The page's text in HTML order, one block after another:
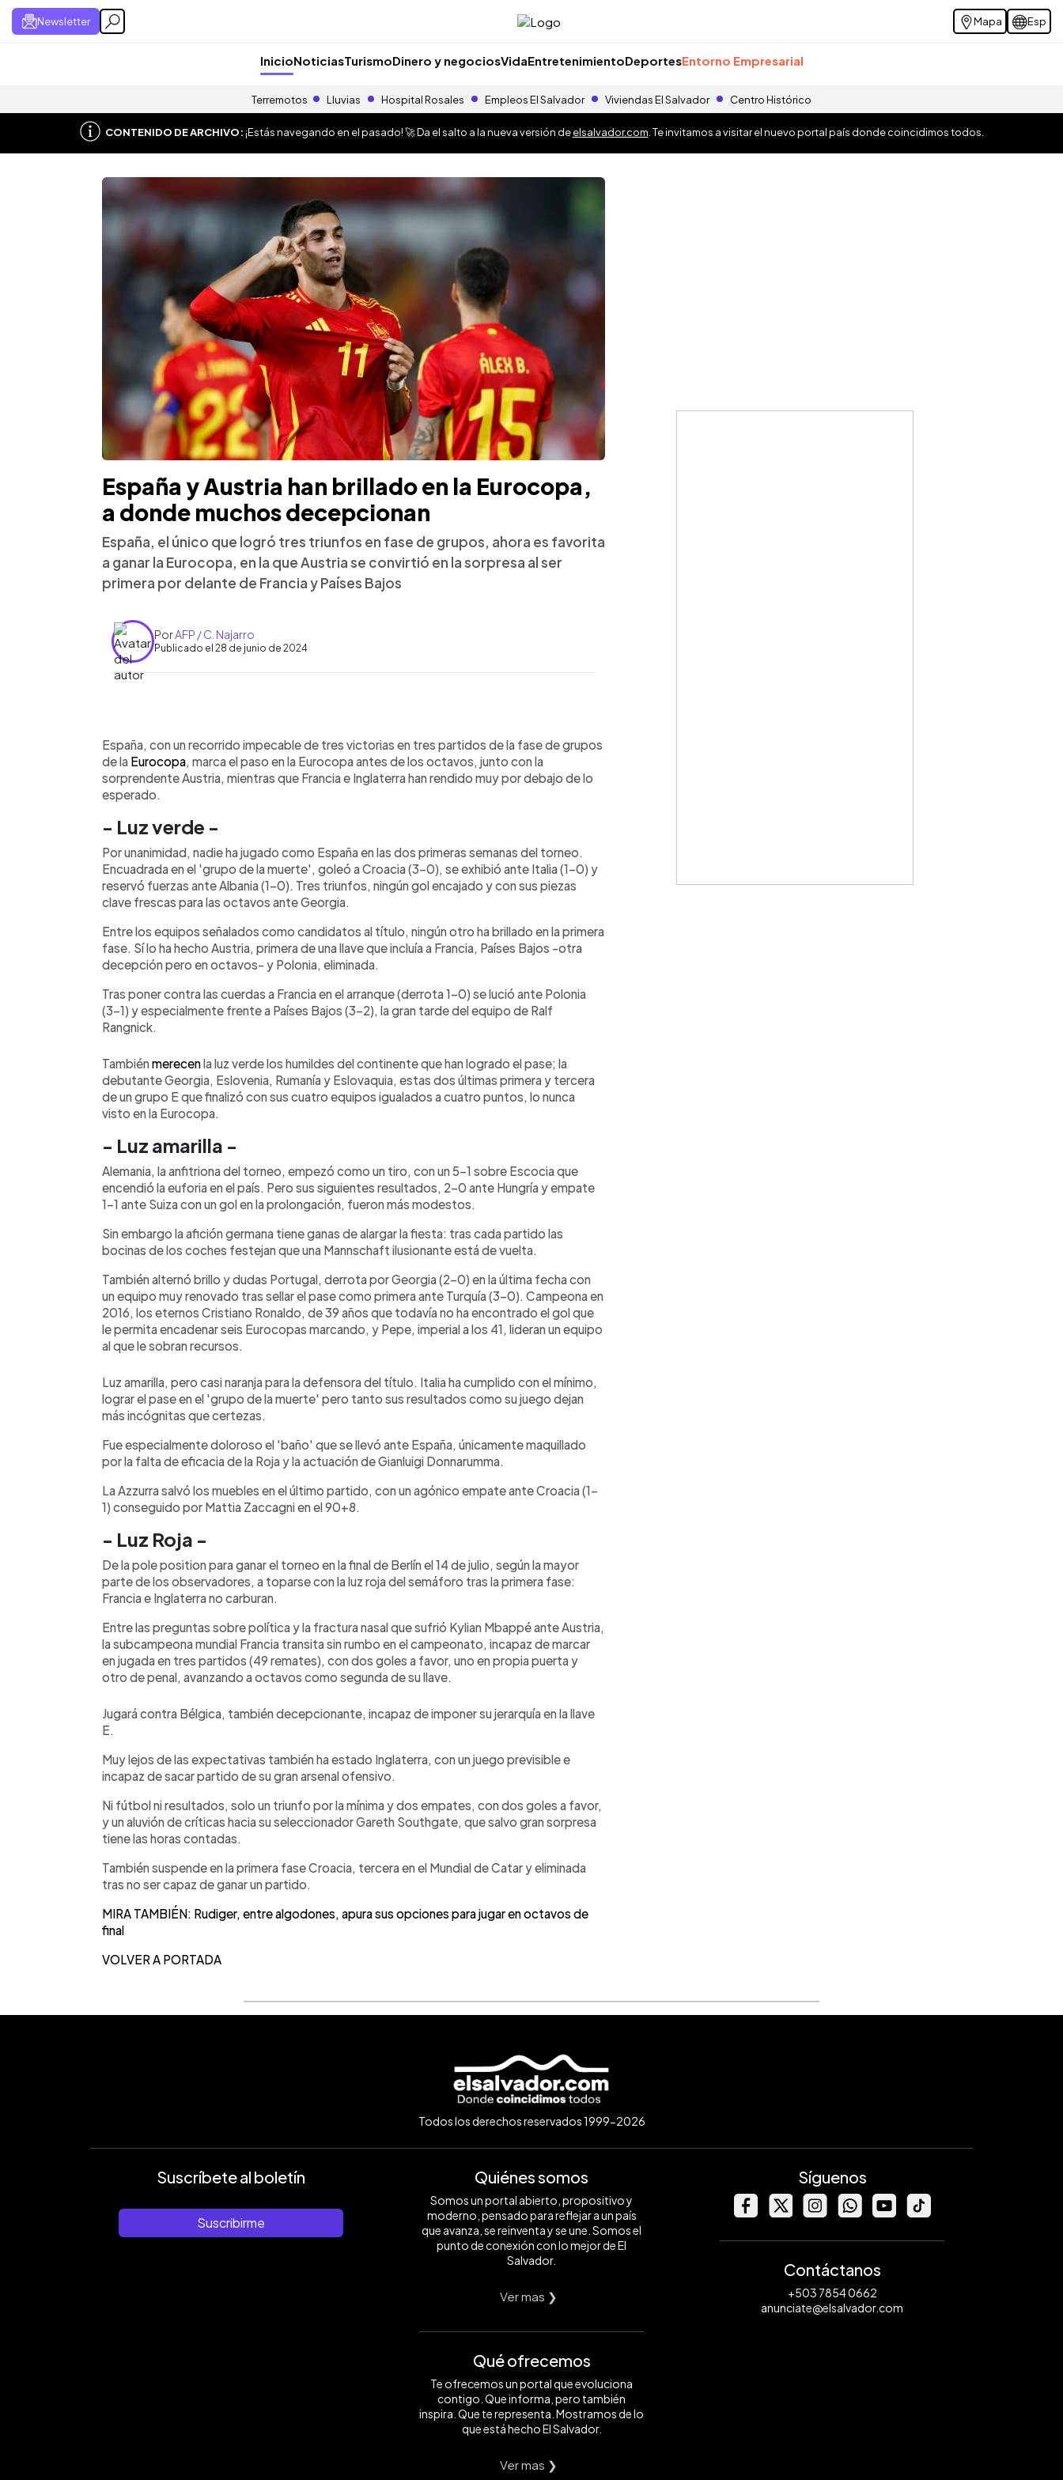
Newsletter Mapa Esp
InicioNoticiasTurismoDinero y negociosVidaEntretenimientoDeportesEntorno Empresarial
Terremotos Lluvias Hospital Rosales Empleos El Salvador Viviendas El Salvador Centro Histórico
CONTENIDO DE ARCHIVO:¡Estás navegando en el pasado! 🚀 Da el salto a la nueva versión deelsalvador.com . Te invitamos a visitar el nuevo portal país donde coincidimos todos.
España y Austria han brillado en la Eurocopa,
a donde muchos decepcionan
España, el único que logró tres triunfos en fase de grupos, ahora es favorita
a ganar la Eurocopa, en la que Austria se convirtió en la sorpresa al ser
primera por delante de Francia y Países Bajos
PorAFP / C. Najarro
Publicado el 28 de junio de 2024
Escuchar artículo
España, con un recorrido impecable de tres victorias en tres partidos de la fase de grupos
de la Eurocopa , marca el paso en la Eurocopa antes de los octavos, junto con la
sorprendente Austria, mientras que Francia e Inglaterra han rendido muy por debajo de lo
esperado.
- Luz verde -
Por unanimidad, nadie ha jugado como España en las dos primeras semanas del torneo.
Encuadrada en el 'grupo de la muerte', goleó a Croacia (3-0), se exhibió ante Italia (1-0) y
reservó fuerzas ante Albania (1-0). Tres triunfos, ningún gol encajado y con sus piezas
clave frescas para las octavos ante Georgia.
Entre los equipos señalados como candidatos al título, ningún otro ha brillado en la primera
fase. Sí lo ha hecho Austria, primera de una llave que incluía a Francia, Países Bajos -otra
decepción pero en octavos- y Polonia, eliminada.
Tras poner contra las cuerdas a Francia en el arranque (derrota 1-0) se lució ante Polonia
(3-1) y especialmente frente a Países Bajos (3-2), la gran tarde del equipo de Ralf
Rangnick.
Tambiénmerecenla luz verde los humildes del continente que han logrado el pase; la
debutante Georgia, Eslovenia, Rumanía y Eslovaquia, estas dos últimas primera y tercera
de un grupo E que finalizó con sus cuatro equipos igualados a cuatro puntos, lo nunca
visto en la Eurocopa.
- Luz amarilla -
Alemania, la anfitriona del torneo, empezó como un tiro, con un 5-1 sobre Escocia que
encendió la euforia en el país. Pero sus siguientes resultados, 2-0 ante Hungría y empate
1-1 ante Suiza con un gol en la prolongación, fueron más modestos.
Sin embargo la afición germana tiene ganas de alargar la fiesta: tras cada partido las
bocinas de los coches festejan que una Mannschaft ilusionante está de vuelta.
También alternó brillo y dudas Portugal, derrota por Georgia (2-0) en la última fecha con
un equipo muy renovado tras sellar el pase como primera ante Turquía (3-0). Campeona en
2016, los eternos Cristiano Ronaldo, de 39 años que todavía no ha encontrado el gol que
le permita encadenar seis Eurocopas marcando, y Pepe, imperial a los 41, lideran un equipo
al que le sobran recursos.
Luz amarilla, pero casi naranja para la defensora del título. Italia ha cumplido con el mínimo,
lograr el pase en el 'grupo de la muerte' pero tanto sus resultados como su juego dejan
más incógnitas que certezas.
Fue especialmente doloroso el 'baño' que se llevó ante España, únicamente maquillado
por la falta de eficacia de la Roja y la actuación de Gianluigi Donnarumma.
La Azzurra salvó los muebles en el último partido, con un agónico empate ante Croacia (1-
1) conseguido por Mattia Zaccagni en el 90+8.
- Luz Roja -
De la pole position para ganar el torneo en la final de Berlín el 14 de julio, según la mayor
parte de los observadores, a toparse con la luz roja del semáforo tras la primera fase:
Francia e Inglaterra no carburan.
Entre las preguntas sobre política y la fractura nasal que sufrió Kylian Mbappé ante Austria,
la subcampeona mundial Francia transita sin rumbo en el campeonato, incapaz de marcar
en jugada en tres partidos (49 remates), con dos goles a favor, uno en propia puerta y
otro de penal, avanzando a octavos como segunda de su llave.
Jugará contra Bélgica, también decepcionante, incapaz de imponer su jerarquía en la llave
E.
Muy lejos de las expectativas también ha estado Inglaterra, con un juego previsible e
incapaz de sacar partido de su gran arsenal ofensivo.
Ni fútbol ni resultados, solo un triunfo por la mínima y dos empates, con dos goles a favor,
y un aluvión de críticas hacia su seleccionador Gareth Southgate, que salvo gran sorpresa
tiene las horas contadas.
También suspende en la primera fase Croacia, tercera en el Mundial de Catar y eliminada
tras no ser capaz de ganar un partido.
MIRA TAMBIÉN: Rudiger, entre algodones, apura sus opciones para jugar en octavos de
final
VOLVER A PORTADA
Todos los derechos reservados 1999-2026
Suscríbete al boletín
Suscribirme
Quiénes somos
Somos un portal abierto, propositivo y
moderno, pensado para reflejar a un país
que avanza, se reinventa y se une. Somos el
punto de conexión con lo mejor de El
Salvador.
Ver mas ❯
Qué ofrecemos
Te ofrecemos un portal que evoluciona
contigo. Que informa, pero también
inspira. Que te representa. Mostramos de lo
que está hecho El Salvador.
Ver mas ❯
Síguenos
Contáctanos
+503 7854 0662
anunciate@elsalvador.com